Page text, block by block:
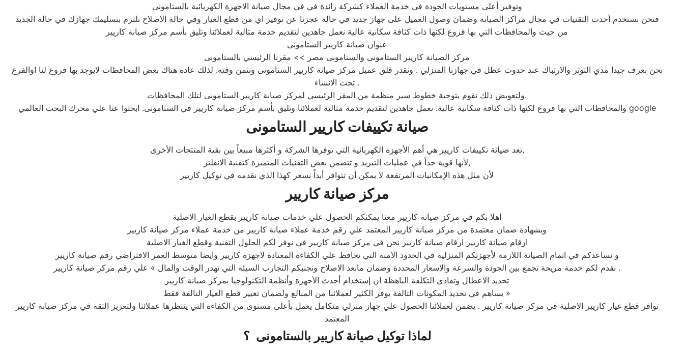
وتوفير أعلى مستويات الجودة في خدمة العملاء كشركة رائدة في في مجال صيانة الاجهزة الكهربائية بالستامونى
فنحن نستخدم أحدث التقنيات في مجال مراكز الصيانة وضمان وصول العميل على جهاز جديد في حالة عجزنا عن توفير اي من قطع الغيار وفي حالة الاصلاح نلتزم بتسليمك جهازك في حالة الجديد
من حيث والمحافظات التي بها فروع لكنها ذات كثافة سكانية عالية نعمل جاهدين لتقديم خدمة مثالية لعملائنا وتليق بأسم مركز صيانة كاريير
عنوان صيانة كاريير الستامونى
مركز الصيانة كاريير الستامونى والستامونى مصر >> مقرنا الرئيسي بالستامونى
نحن نعرف جيدا مدي التوتر والارتباك عند حدوث عطل في جهازنا المنزلي . ونقدر قلق عميل مركز صيانة كاريير الستامونى ونثمن وقته. لذلك عادة هناك بعض المحافظات لايوجد بها فروع لنا اوالفرع
تحت الانشاء .
ولتعويض ذلك نقوم بتوجية خطوط سير منظمة من المقر الرئيسي لمركز صيانة كاريير الستامونى لتلك المحافظات.
والمحافظات التي بها فروع لكنها ذات كثافة سكانية عالية. نعمل جاهدين لتقديم خدمة مثالية لعملائنا وتليق بأسم مركز صيانة كاريير في الستامونى. ابحثوا عنا علي محرك البحث العالمي google
صيانة تكييفات كاريير الستامونى
تعد صيانة تكييفات كاريير هي أهم الأجهزة الكهربائية التي توفرها الشركة و أكثرها مبيعاً بين بقية المنتجات الأخرى,
لأنها قوية جداً في عمليات التبريد و تتضمن بعض التقنيات المتميزة كتقنية الانفلتر,
لأن مثل هذه الإمكانيات المرتفعة لا يمكن أن تتوافر أبداً بسعر كهذا الذي نقدمه في توكيل كاريير
مركز صيانة كاريير
اهلا بكم في مركز صيانة كاريير معنا يمكنكم الحصول علي خدمات صيانة كاريير بقطع الغيار الاصلية
وبشهادة ضمان معتمدة من مركز صيانة كاريير المعتمد علي رقم خدمة عملاء صيانة كاريير من خدمة عملاء مركز صيانة كاريير
ارقام صيانة كاريير ارقام صيانة كاريير نحن في مركز صيانة كاريير في نوفر لكم الحلول التقنية وقطع الغيار الاصلية
و نساعدكم في اتمام الصيانة اللازمة لأجهزتكم المنزلية في الحدود الامنة التي تحافظ علي الكفاءة المعتادة لاجهزة كاريير وايضا متوسط العمر الافتراضي رقم صيانة كاريير
نقدم لكم خدمة مريحة تجمع بين الجودة والسرعة والاسعار المحددة وضمان مابعد الاصلاح ونجنبكم التجارب السيئة التي تهدر الوقت والمال » علي رقم مركز صيانة كاريير .
تحديد الاعطال وتفادي التكلفة الباهظة ان إستخدام أحدث الأجهزة وأنظمة التكنولوجيا بمركز صيانة كاريير
يساهم في تحديد المكونات التالفة يوفر الكثير لعملائنا من المبالغ ولضمان تغيير قطع الغيار التالفة فقط »
توافر قطع غيار كاريير الاصلية في مركز صيانة كاريير . يضمن لعملائنا الحصول علي جهاز منزلي متكامل يعمل بأعلى مستوى من الكفاءة التي ينتظرها عملائنا ولتعزيز الثقة في مركز صيانة كاريير
المعتمد
لماذا توكيل صيانة كاريير بالستامونى ؟